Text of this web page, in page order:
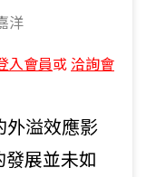
洋
入會員或 洽詢會
外溢效應影
展並未如